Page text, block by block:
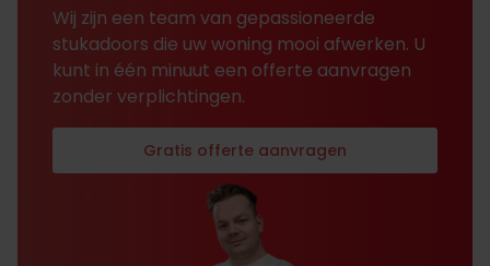
Wij zijn een team van gepassioneerde
stukadoors die uw woning mooi afwerken. U
kunt in één minuut een offerte aanvragen
zonder verplichtingen.
Gratis offerte aanvragen